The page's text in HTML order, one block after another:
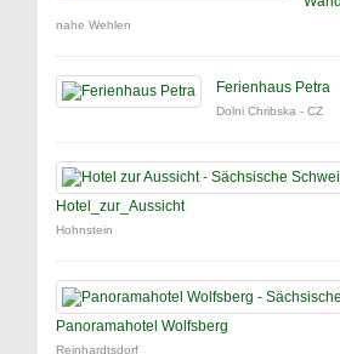
nahe Wehlen
Ferienhaus Petra
Dolni Chribska - CZ
Hotel_zur_Aussicht
Hohnstein
Panoramahotel Wolfsberg
Reinhardtsdorf